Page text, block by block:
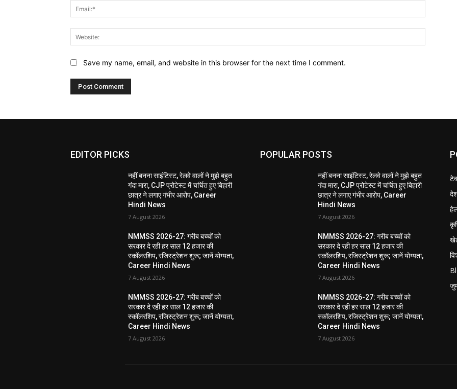
Save my name, email, and website in this browser for the next time I comment.
EDITOR PICKS
नहीं बनना साइंटिस्ट, रेलवे वालों ने मुझे बहुत
गंदा मारा, CJP प्रोटेस्ट में चर्चित हुए बिहारी
छात्र ने लगाए गंभीर आरोप, Career
Hindi News
7 August 2026
NMMSS 2026-27: गरीब बच्चों को
सरकार दे रही हर साल 12 हजार की
स्कॉलरशिप, रजिस्ट्रेशन शुरू; जानें योग्यता,
Career Hindi News
7 August 2026
NMMSS 2026-27: गरीब बच्चों को
सरकार दे रही हर साल 12 हजार की
स्कॉलरशिप, रजिस्ट्रेशन शुरू; जानें योग्यता,
Career Hindi News
7 August 2026
POPULAR POSTS
नहीं बनना साइंटिस्ट, रेलवे वालों ने मुझे बहुत
गंदा मारा, CJP प्रोटेस्ट में चर्चित हुए बिहारी
छात्र ने लगाए गंभीर आरोप, Career
Hindi News
7 August 2026
NMMSS 2026-27: गरीब बच्चों को
सरकार दे रही हर साल 12 हजार की
स्कॉलरशिप, रजिस्ट्रेशन शुरू; जानें योग्यता,
Career Hindi News
7 August 2026
NMMSS 2026-27: गरीब बच्चों को
सरकार दे रही हर साल 12 हजार की
स्कॉलरशिप, रजिस्ट्रेशन शुरू; जानें योग्यता,
Career Hindi News
7 August 2026